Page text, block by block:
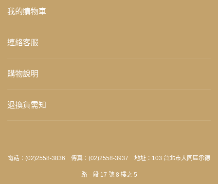
我的購物車
連絡客服
購物說明
退換貨需知
電話：(02)2558-3836 傳真：(02)2558-3937 地址：103 台北市大同區承德
路一段 17 號 8 樓之 5